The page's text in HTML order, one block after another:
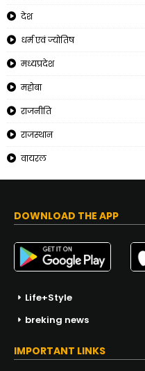
देश
धर्म एवं ज्योतिष
मध्यप्रदेश
महोबा
राजनीति
राजस्थान
वायरल
DOWNLOAD THE APP
Life+Style
breking news
IMPORTANT LINKS